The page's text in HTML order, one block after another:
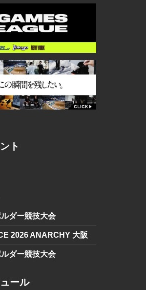
ト
ダー競技大会
2026 ANARCHY 大阪
ダー競技大会
ール